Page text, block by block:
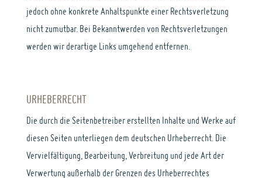
jedoch ohne konkrete Anhaltspunkte einer Rechtsverletzung
nicht zumutbar. Bei Bekanntwerden von Rechtsverletzungen
werden wir derartige Links umgehend entfernen.
URHEBERRECHT
Die durch die Seitenbetreiber erstellten Inhalte und Werke auf
diesen Seiten unterliegen dem deutschen Urheberrecht. Die
Vervielfältigung, Bearbeitung, Verbreitung und jede Art der
Verwertung außerhalb der Grenzen des Urheberrechtes